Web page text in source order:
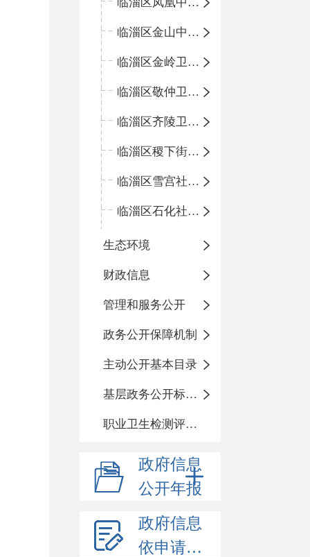
临淄区金山中心卫生院
临淄区金岭卫生院
临淄区敬仲卫生院
临淄区齐陵卫生院
临淄区稷下街道淄江社区卫生服务中心
临淄区雪宫社区卫生服务中心
临淄区石化社区卫生服务中心
生态环境
财政信息
管理和服务公开
政务公开保障机制
主动公开基本目录
基层政务公开标准化目录
职业卫生检测评价信息
政府信息
公开年报
政府信息
依申请公开